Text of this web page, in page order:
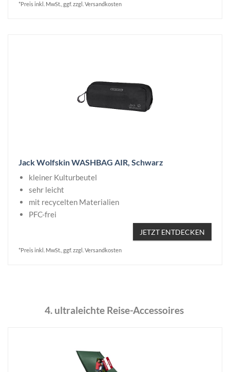
*Preis inkl. MwSt., ggf. zzgl. Versandkosten
Jack Wolfskin WASHBAG AIR, Schwarz
kleiner Kulturbeutel
sehr leicht
mit recycelten Materialien
PFC-frei
JETZT ENTDECKEN
*Preis inkl. MwSt., ggf. zzgl. Versandkosten
4. ultraleichte Reise-Accessoires